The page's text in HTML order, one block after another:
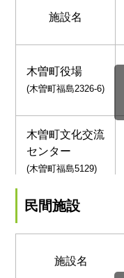
施設名
木曽町役場
(木曽町福島2326-6)
木曽町文化交流
センター
(木曽町福島5129)
民間施設
施設名